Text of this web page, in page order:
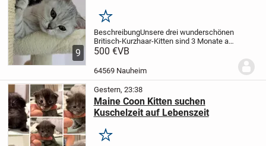
9
Merken
BeschreibungUnsere drei wunderschönen
Britisch-Kurzhaar-Kitten sind 3 Monate alt
und bereit, in ein liebevolles neues
wachsen mitten in unserer Familie auf
500 €VB
64569 Nauheim
Gestern, 23:38
Maine Coon Kitten suchen
Kuschelzeit auf Lebenszeit
Merken